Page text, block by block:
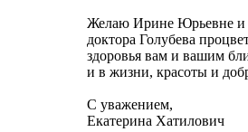
Желаю Ирине Юрьевне и
доктора Голубева
здоровья вам и вашим
и в жизни, красоты и
С уважением,
Екатерина Хатилович